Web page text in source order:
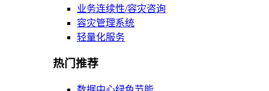
业务连续性/容灾咨询
容灾管理系统
轻量化服务
热门推荐